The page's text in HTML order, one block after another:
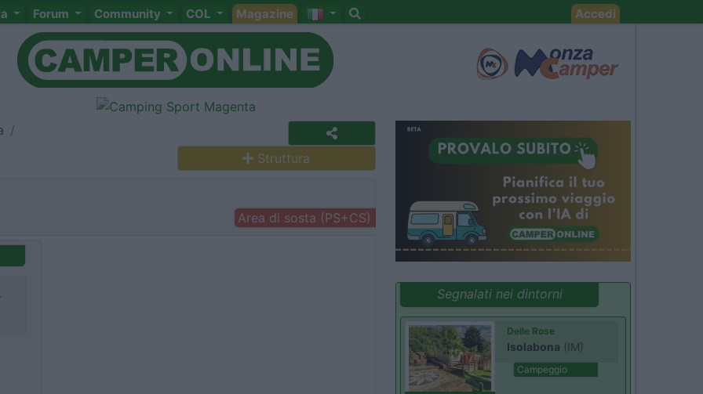
Forum Community COL Magazine Accedi
Struttura
Area di sosta (PS+CS)
Segnalati nei dintorni
Delle Rose
Isolabona (IM)
Campeggio